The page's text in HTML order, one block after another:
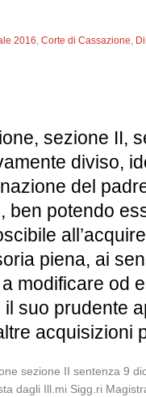
2016,Corte di Cassazione,
sezione II,
diviso,
del
ben potendo
piena, ai
modificare od
suo prudente
acquisizioni
sezione II sentenza 9
dagli Ill.mi Sigg.ri